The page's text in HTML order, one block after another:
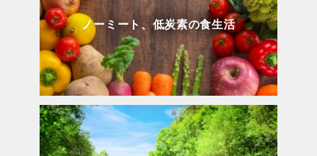
ノーミート、低炭素の食生活